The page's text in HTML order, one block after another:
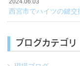
2024.06.03
西宮市でハイツの鍵交
ブログカテゴリ